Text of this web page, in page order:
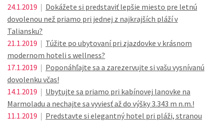
24.1.2019 | Dokážete si predstaviť lepšie miesto pre letnú
dovolenou než priamo pri jednej z najkrajších pláží v
Taliansku?
21.1.2019 | Túžite po ubytovaní pri zjazdovke v krásnom
modernom hoteli s wellness?
17.1.2019 | Poponáhľajte sa a zarezervujte si vašu vysnívanú
dovolenku včas!
14.1.2019 | Ubytujte sa priamo pri kabínovej lanovke na
Marmoladu a nechajte sa vyviesť až do výšky 3.343 m n.m.!
11.1.2019 | Predstavte si elegantný hotel pri pláži, stranou